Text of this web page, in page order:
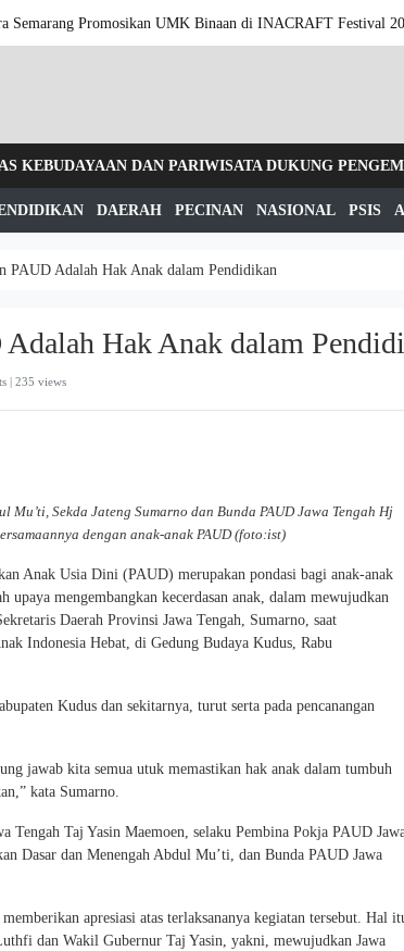
Semarang Promosikan UMK Binaan di INACRAFT Festival
KEBUDAYAAN DAN PARIWISATA DUKUNG
DAERAH PECINAN NASIONAL PSIS
PAUD Adalah Hak Anak dalam Pendidikan
Adalah Hak Anak dalam
| 235 views
Sekda Jateng Sumarno dan Bunda PAUD Jawa Tengah Hj
dengan anak-anak PAUD (foto:ist)
Anak Usia Dini (PAUD) merupakan pondasi bagi anak-anak
upaya mengembangkan kecerdasan anak, dalam mewujudkan
Daerah Provinsi Jawa Tengah, Sumarno, saat
Indonesia Hebat, di Gedung Budaya Kudus, Rabu
Kudus dan sekitarnya, turut serta pada pencanangan
jawab kita semua utuk memastikan hak anak dalam tumbuh
kata Sumarno.
Tengah Taj Yasin Maemoen, selaku Pembina Pokja PAUD
Dasar dan Menengah Abdul Mu’ti, dan Bunda PAUD Jawa
apresiasi atas terlaksananya kegiatan tersebut. Hal
dan Wakil Gubernur Taj Yasin, yakni, mewujudkan Jawa